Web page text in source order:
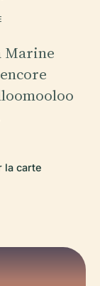
Marine
la carte